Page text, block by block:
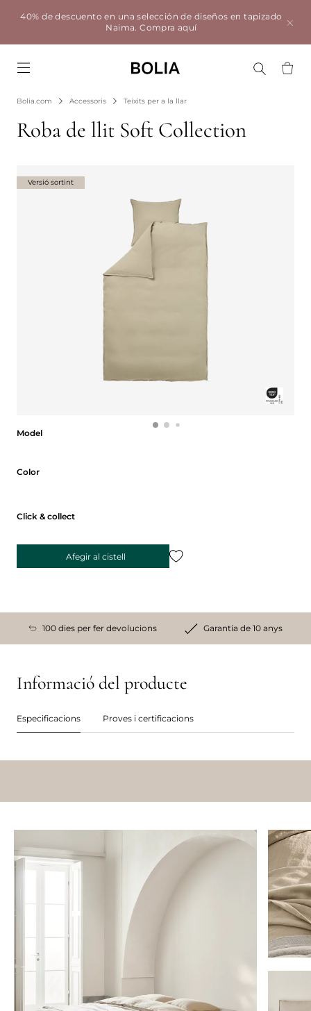
40% de descuento en una selección de diseños en tapizado
Naima.Compra aquí
Bolia.com Accessoris Teixits per a la llar
Roba de llit Soft Collection
Model
Color
Click & collect
Afegir al cistell
Versió sortint
100 dies per fer devolucions Garantia de 10 anys
Informació del producte
Especificacions Proves i certificacions